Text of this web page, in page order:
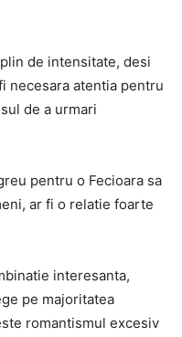
de intensitate, desi
necesara atentia pentru
de a urmari
pentru o Fecioara sa
ar fi o relatie foarte
interesanta,
pe majoritatea
romantismul excesiv